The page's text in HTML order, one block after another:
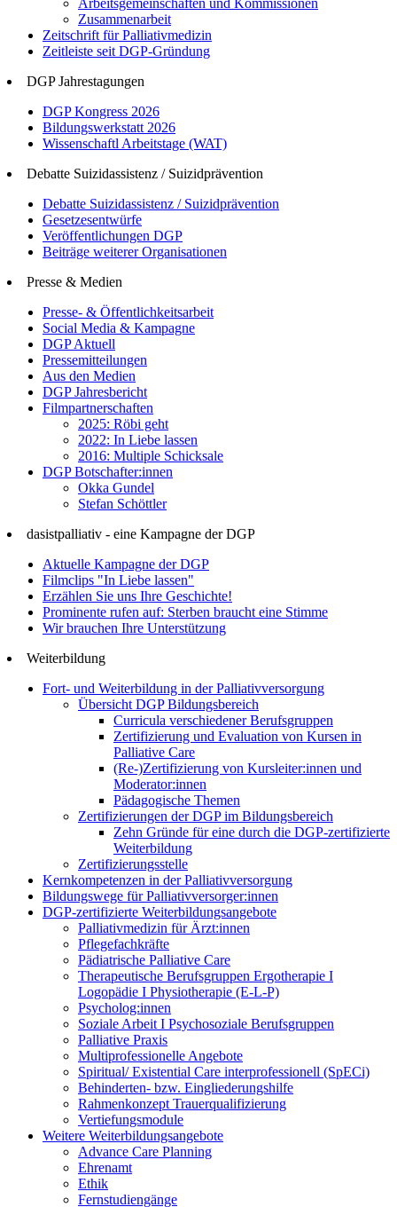
Zusammenarbeit
Zeitschrift für Palliativmedizin
Zeitleiste seit DGP-Gründung
DGP Jahrestagungen
DGP Kongress 2026
Bildungswerkstatt 2026
Wissenschaftl Arbeitstage (WAT)
Debatte Suizidassistenz / Suizidprävention
Debatte Suizidassistenz / Suizidprävention
Gesetzesentwürfe
Veröffentlichungen DGP
Beiträge weiterer Organisationen
Presse & Medien
Presse- & Öffentlichkeitsarbeit
Social Media & Kampagne
DGP Aktuell
Pressemitteilungen
Aus den Medien
DGP Jahresbericht
Filmpartnerschaften
2025: Röbi geht
2022: In Liebe lassen
2016: Multiple Schicksale
DGP Botschafter:innen
Okka Gundel
Stefan Schöttler
dasistpalliativ - eine Kampagne der DGP
Aktuelle Kampagne der DGP
Filmclips "In Liebe lassen"
Erzählen Sie uns Ihre Geschichte!
Prominente rufen auf: Sterben braucht eine Stimme
Wir brauchen Ihre Unterstützung
Weiterbildung
Fort- und Weiterbildung in der Palliativversorgung
Übersicht DGP Bildungsbereich
Curricula verschiedener Berufsgruppen
Zertifizierung und Evaluation von Kursen in
Palliative Care
(Re-)Zertifizierung von Kursleiter:innen und
Moderator:innen
Pädagogische Themen
Zertifizierungen der DGP im Bildungsbereich
Zehn Gründe für eine durch die DGP-zertifizierte
Weiterbildung
Zertifizierungsstelle
Kernkompetenzen in der Palliativversorgung
Bildungswege für Palliativversorger:innen
DGP-zertifizierte Weiterbildungsangebote
Palliativmedizin für Ärzt:innen
Pflegefachkräfte
Pädiatrische Palliative Care
Therapeutische Berufsgruppen Ergotherapie I
Logopädie I Physiotherapie (E-L-P)
Psycholog:innen
Soziale Arbeit I Psychosoziale Berufsgruppen
Palliative Praxis
Multiprofessionelle Angebote
Spiritual/ Existential Care interprofessionell (SpECi)
Behinderten- bzw. Eingliederungshilfe
Rahmenkonzept Trauerqualifizierung
Vertiefungsmodule
Weitere Weiterbildungsangebote
Advance Care Planning
Ehrenamt
Ethik
Fernstudiengänge